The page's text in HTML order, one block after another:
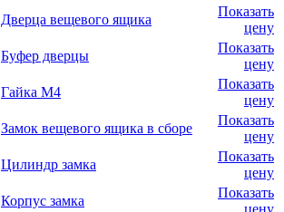
Дверца вещевого ящика
Показать
цену
Буфер дверцы
Показать
цену
Гайка М4
Показать
цену
Замок вещевого ящика в сборе
Показать
цену
Цилиндр замка
Показать
цену
Корпус замка
Показать
цену